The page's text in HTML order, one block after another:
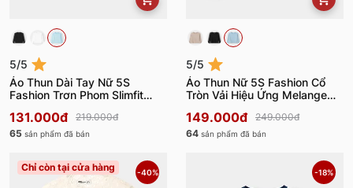
5/5
Áo Thun Dài Tay Nữ 5S
Fashion Trơn Phom Slimfit
131.000đ
219.000đ
65 sản phẩm đã bán
5/5
Áo Thun Nữ 5S Fashion Cổ
Tròn Vải Hiệu Ứng Melange
149.000đ
249.000đ
64 sản phẩm đã bán
Chỉ còn tại cửa hàng -40% -18%